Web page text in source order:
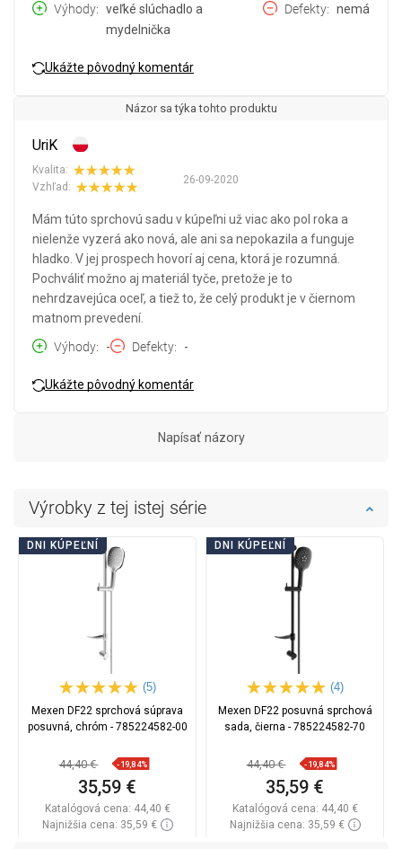
Výhody
veľké slúchadlo a
mydelnička
Defekty nemá
Ukážte pôvodný komentár
Názor sa týka tohto produktu
UriK
26-09-2020
Kvalita:
Vzhľad:
Mám túto sprchovú sadu v kúpeľni už viac ako pol roka a
nielenže vyzerá ako nová, ale ani sa nepokazila a funguje
hladko. V jej prospech hovorí aj cena, ktorá je rozumná.
Pochváliť možno aj materiál tyče, pretože je to
nehrdzavejúca oceľ, a tiež to, že celý produkt je v čiernom
matnom prevedení.
Výhody
- Defekty -
Ukážte pôvodný komentár
Napísať názory
Výrobky z tej istej série
DNI KÚPEĽNÍ
(5)
Mexen DF22 sprchová súprava
posuvná, chróm - 785224582-00
44,40 € -19,84%
35,59 €
Katalógová cena: 44,40 €
Najnižšia cena: 35,59 €
DNI KÚPEĽNÍ
(4)
Mexen DF22 posuvná sprchová
sada, čierna - 785224582-70
44,40 € -19,84%
35,59 €
Katalógová cena: 44,40 €
Najnižšia cena: 35,59 €